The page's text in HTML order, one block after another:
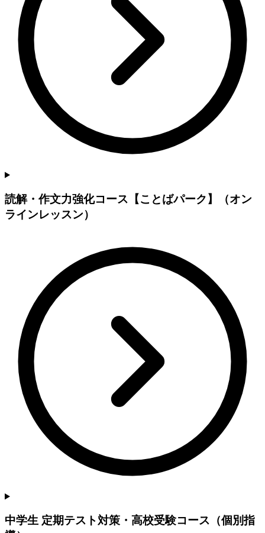
読解・作文力強化コース【ことばパーク】（オン
ラインレッスン）
中学生 定期テスト対策・高校受験コース（個別指